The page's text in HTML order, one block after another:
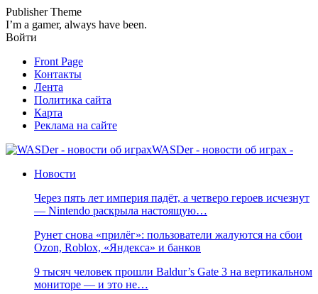
Publisher Theme
I’m a gamer, always have been.
Войти
Front Page
Контакты
Лента
Политика сайта
Карта
Реклама на сайте
WASDer - новости об играх -
Новости
Через пять лет империя падёт, а четверо героев исчезнут
— Nintendo раскрыла настоящую…
Рунет снова «прилёг»: пользователи жалуются на сбои
Ozon, Roblox, «Яндекса» и банков
9 тысяч человек прошли Baldur’s Gate 3 на вертикальном
мониторе — и это не…